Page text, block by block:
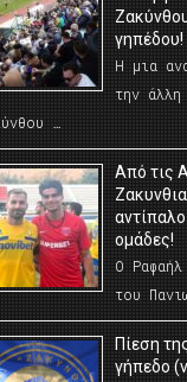
γηπέδου!
Η μια
την
…
Από τις
ομάδες!
Ο
του
Πίεση
γήπεδο